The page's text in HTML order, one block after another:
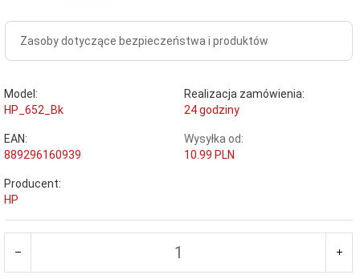
Zasoby dotyczące bezpieczeństwa i produktów
Model:
HP_652_Bk
Realizacja zamówienia:
24 godziny
EAN:
889296160939
Wysyłka od:
10.99 PLN
Producent:
HP